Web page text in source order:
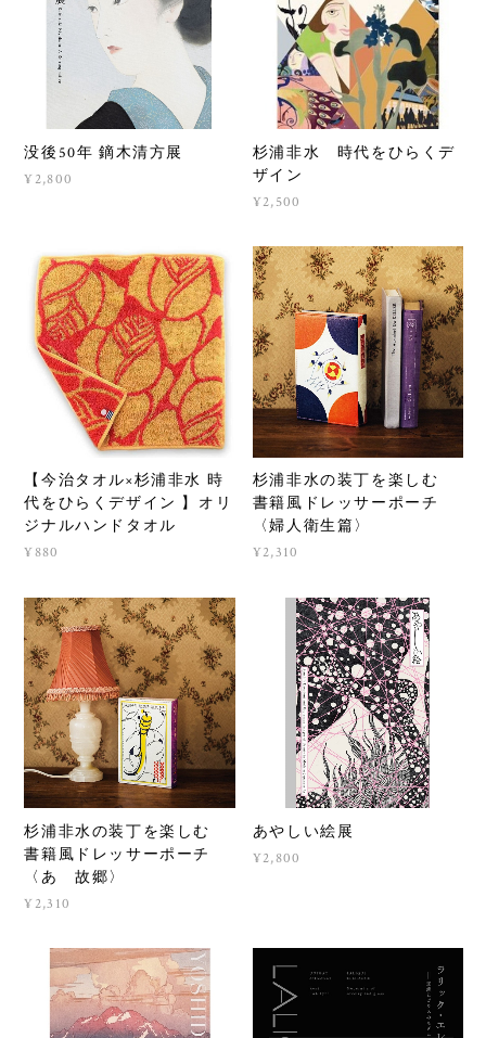
没後50年 鏑木清方展
杉浦非水 時代をひらくデ
ザイン
【今治タオル×杉浦非水 時
代をひらくデザイン 】オリ
ジナルハンドタオル
杉浦非水の装丁を楽しむ
書籍風ドレッサーポーチ
〈婦人衛生篇〉
杉浦非水の装丁を楽しむ
書籍風ドレッサーポーチ
〈あゝ故郷〉
あやしい絵展